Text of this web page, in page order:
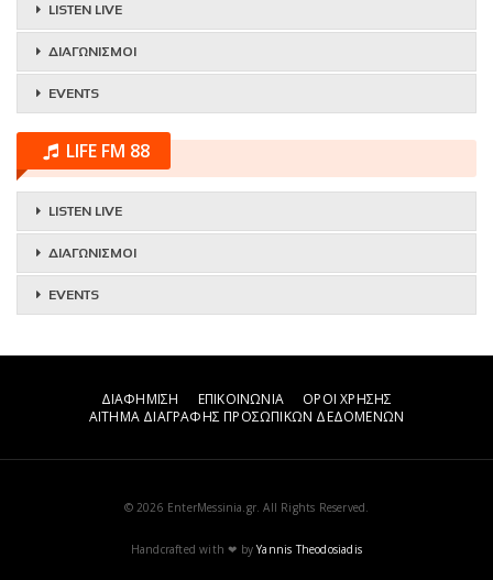
LISTEN LIVE
ΔΙΑΓΩΝΙΣΜΟΙ
EVENTS
LIFE FM 88
LISTEN LIVE
ΔΙΑΓΩΝΙΣΜΟΙ
EVENTS
ΔΙΑΦΗΜΙΣΗ ΕΠΙΚΟΙΝΩΝΙΑ
ΟΡΟΙ ΧΡΗΣΗΣ
ΑΙΤΗΜΑ ΔΙΑΓΡΑΦΗΣ ΠΡΟΣΩΠΙΚΩΝ ΔΕΔΟΜΕΝΩΝ
© 2026 EnterMessinia.gr. All Rights Reserved.
Handcrafted with ❤ byYannis Theodosiadis